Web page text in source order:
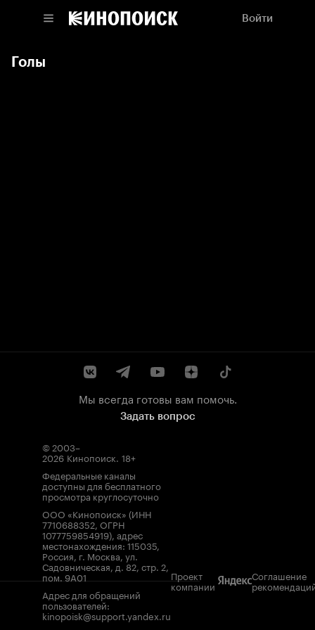
Войти
Голы
Мы всегда готовы вам помочь.
Задать вопрос
© 2003–
2026 Кинопоиск. 18+
Федеральные каналы
доступны для бесплатного
просмотра круглосуточно
ООО «Кинопоиск» (ИНН
7710688352, ОГРН
1077759854919), адрес
местонахождения: 115035,
Россия, г. Москва, ул.
Садовническая, д. 82, стр. 2,
пом. 9А01
Адрес для обращений
пользователей:
kinopoisk@support.yandex.ru
Проект
компании
Соглашение